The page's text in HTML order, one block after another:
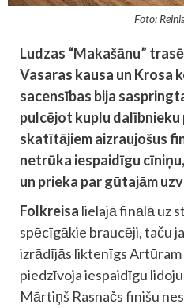
Foto:
Ludzas “Makašānu”
Vasaras kausa un Krosa
sacensības bija
pulcējot kuplu dalībnieku
skatītājiem aizraujošus
netrūka iespaidīgu
un prieka par gūtajām
Folkreisa lielajā finālā uz
spēcīgākie braucēji, taču
izrādījās liktenīgs
piedzīvoja iespaidīgu
Mārtiņš Rasnačs finišu